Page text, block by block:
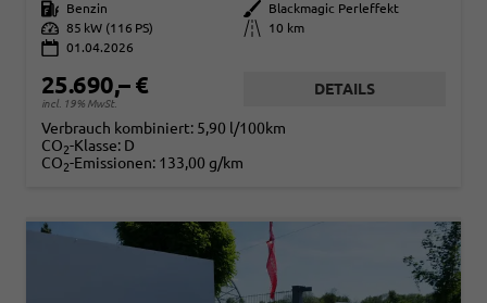
Kraftstoff
Benzin Außenfarbe
Blackmagic Perleffekt
Leistung 85 kW (116 PS) Kilometerstand
10 km
01.04.2026
25.690,– €
incl. 19% MwSt.
DETAILS
Verbrauch kombiniert: 5,90 l/100km
CO2-Klasse: D
CO2-Emissionen: 133,00 g/km